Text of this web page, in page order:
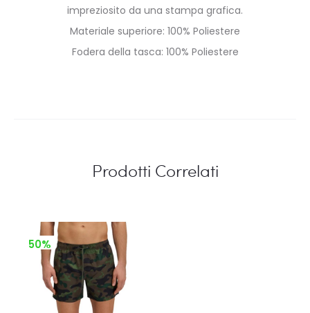
impreziosito da una stampa grafica.
Materiale superiore: 100% Poliestere
Fodera della tasca: 100% Poliestere
Prodotti Correlati
50%